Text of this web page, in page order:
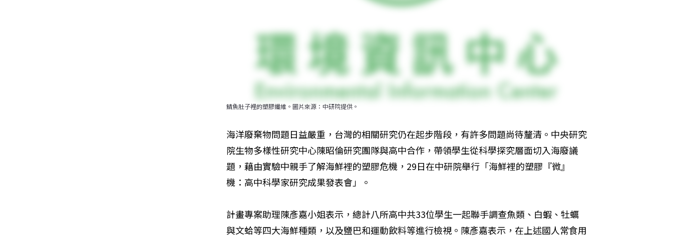
鯖魚肚子裡的塑膠纖維。圖片來源：中研院提供。
海洋廢棄物問題日益嚴重，台灣的相關研究仍在起步階段，有許多問題尚待釐清。中央研究
院生物多樣性研究中心陳昭倫研究團隊與高中合作，帶領學生從科學探究層面切入海廢議
題，藉由實驗中親手了解海鮮裡的塑膠危機，29日在中研院舉行「海鮮裡的塑膠『微』
機：高中科學家研究成果發表會」。
計畫專案助理陳彥嘉小姐表示，總計八所高中共33位學生一起聯手調查魚類、白蝦、牡蠣
與文蛤等四大海鮮種類，以及鹽巴和運動飲料等進行檢視。陳彥嘉表示，在上述國人常食用